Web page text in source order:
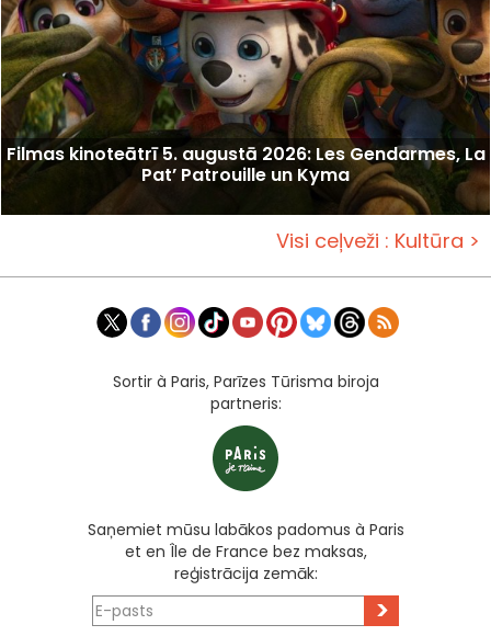
Filmas kinoteātrī 5. augustā 2026: Les Gendarmes, La
Pat’ Patrouille un Kyma
Visi ceļveži : Kultūra >
Sortir à Paris, Parīzes Tūrisma biroja
partneris:
Saņemiet mūsu labākos padomus à Paris
et en Île de France bez maksas,
reģistrācija zemāk:
>